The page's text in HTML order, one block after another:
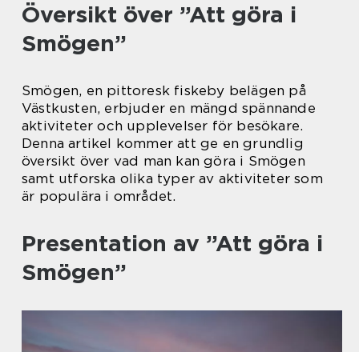
Översikt över ”Att göra i
Smögen”
Smögen, en pittoresk fiskeby belägen på
Västkusten, erbjuder en mängd spännande
aktiviteter och upplevelser för besökare.
Denna artikel kommer att ge en grundlig
översikt över vad man kan göra i Smögen
samt utforska olika typer av aktiviteter som
är populära i området.
Presentation av ”Att göra i
Smögen”